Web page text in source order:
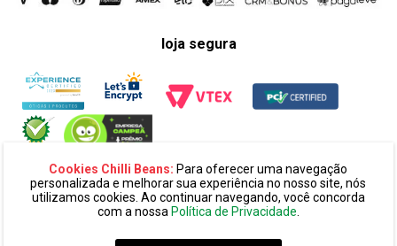
Cookies Chilli Beans: Para oferecer uma navegação
personalizada e melhorar sua experiência no nosso site, nós
utilizamos cookies. Ao continuar navegando, você concorda
com a nossa Política de Privacidade.
loja segura
ltda. cnpj: 14.439.371/0002-60